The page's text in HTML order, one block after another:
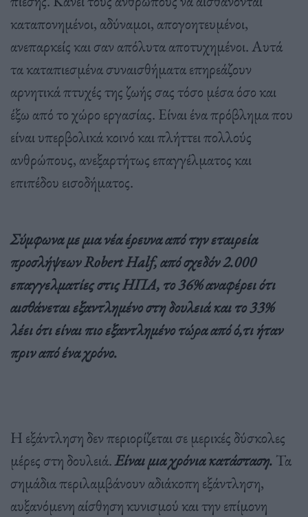
καταπονημένοι, αδύναμοι, απογοητευμένοι,
ανεπαρκείς και σαν απόλυτα αποτυχημένοι. Αυτά
τα καταπιεσμένα συναισθήματα επηρεάζουν
αρνητικά πτυχές της ζωής σας τόσο μέσα όσο και
έξω από το χώρο εργασίας. Είναι ένα πρόβλημα που
είναι υπερβολικά κοινό και πλήττει πολλούς
ανθρώπους, ανεξαρτήτως επαγγέλματος και
επιπέδου εισοδήματος.
Σύμφωνα με μια νέα έρευνα από την εταιρεία
προσλήψεων Robert Half, από σχεδόν 2.000
επαγγελματίες στις ΗΠΑ, το 36% αναφέρει ότι
αισθάνεται εξαντλημένο στη δουλειά και το 33%
λέει ότι είναι πιο εξαντλημένο τώρα από ό,τι ήταν
πριν από ένα χρόνο.
Η εξάντληση δεν περιορίζεται σε μερικές δύσκολες
μέρες στη δουλειά.Είναι μια χρόνια κατάσταση. Τα
σημάδια περιλαμβάνουν αδιάκοπη εξάντληση,
αυξανόμενη αίσθηση κυνισμού και την επίμονη